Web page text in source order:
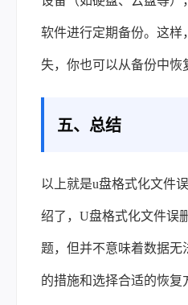
软件进行定期备份。这样
失，你也可以从备份中恢
五、总结
以上就是u盘格式化文件
绍了，U盘格式化文件误
题，但并不意味着数据无
的措施和选择合适的恢复